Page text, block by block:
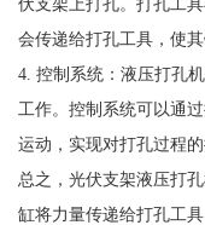
会传递给打孔工具，使
4. 控制系统：液压打孔
工作。控制系统可以通
运动，实现对打孔过程的
总之，光伏支架液压打
缸将力量传递给打孔工